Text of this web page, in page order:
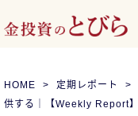
HOME 定期レポート
供する｜【Weekly Report